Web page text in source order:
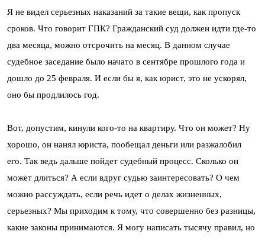
Я не видел серьезных наказаний за такие вещи, как пропуск
сроков. Что говорит ГПК? Гражданский суд должен идти где-то
два месяца, можно отсрочить на месяц. В данном случае
судебное заседание было начато в сентябре прошлого года и
дошло до 25 февраля. И если бы я, как юрист, это не ускорял,
оно бы продлилось год.
Вот, допустим, кинули кого-то на квартиру. Что он может? Ну
хорошо, он нанял юриста, пообещал деньги или разжалобил
его. Так ведь дальше пойдет судебный процесс. Сколько он
может длиться? А если вдруг судью заинтересовать? О чем
можно рассуждать, если речь идет о делах жизненных,
серьезных? Мы приходим к тому, что совершенно без разницы,
какие законы принимаются. Я могу написать тысячу правил, но